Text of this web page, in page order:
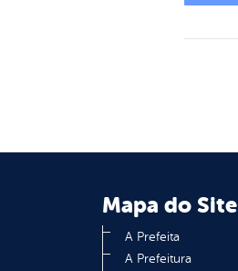
Mapa do Site
A Prefeita
A Prefeitura